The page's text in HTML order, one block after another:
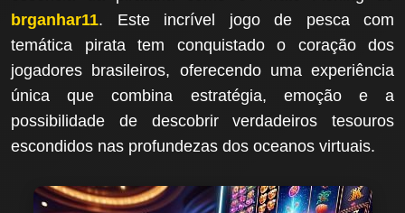
brganhar11. Este incrível jogo de pesca com
temática pirata tem conquistado o coração dos
jogadores brasileiros, oferecendo uma experiência
única que combina estratégia, emoção e a
possibilidade de descobrir verdadeiros tesouros
escondidos nas profundezas dos oceanos virtuais.